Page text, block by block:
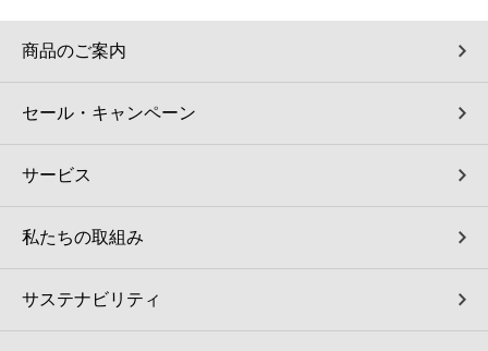
荷物預かりサービス「ecbocloakエクボクローク」（店舗限定）
パウダースペース ラブン（店舗限定）
ソフトバンクギフト
商品のご案内
セール・キャンペーン
サービス
私たちの取組み
サステナビリティ